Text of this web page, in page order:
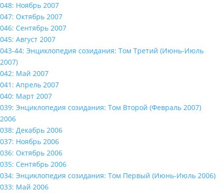
048: Ноябрь 2007
047: Октябрь 2007
046: Сентябрь 2007
045: Август 2007
043-44: Энциклопедия созидания: Том Третий (Июнь-Июль
2007)
042: Май 2007
041: Апрель 2007
040: Март 2007
039: Энциклопедия созидания: Том Второй (Февраль 2007)
2006
038: Декабрь 2006
037: Ноябрь 2006
036: Октябрь 2006
035: Сентябрь 2006
034: Энциклопедия созидания: Том Первый (Июнь-Июль 2006)
033: Май 2006